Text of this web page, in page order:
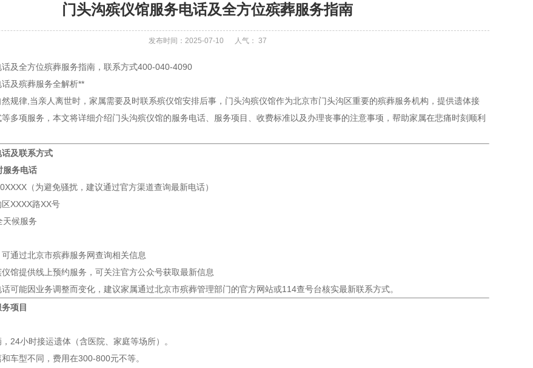
门头沟殡仪馆服务电话及全方位殡葬服务指南
发布时间：2025-07-10 人气： 37
及全方位殡葬服务指南，联系方式400-040-4090
及殡葬服务全解析**
规律,当亲人离世时，家属需要及时联系殡仪馆安排后事，门头沟殡仪馆作为北京市门头沟区重要的殡葬服务机构，提供遗体接
多项服务，本文将详细介绍门头沟殡仪馆的服务电话、服务项目、收费标准以及办理丧事的注意事项，帮助家属在悲痛时刻顺利
及联系方式
服务电话
（为避免骚扰，建议通过官方渠道查询最新电话）
区XXXX路XX号
天候服务
可通过北京市殡葬服务网查询相关信息
仪馆提供线上预约服务，可关注官方公众号获取最新信息
话可能因业务调整而变化，建议家属通过北京市殡葬管理部门的官方网站或114查号台核实最新联系方式。
项目
24小时接运遗体（含医院、家庭等场所）。
和车型不同，费用在300-800元不等。